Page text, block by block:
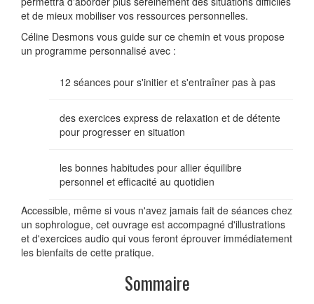
et de mieux mobiliser vos ressources personnelles.
Céline Desmons vous guide sur ce chemin et vous propose
un programme personnalisé avec :
12 séances pour s'initier et s'entraîner pas à pas
des exercices express de relaxation et de détente
pour progresser en situation
les bonnes habitudes pour allier équilibre
personnel et efficacité au quotidien
Accessible, même si vous n'avez jamais fait de séances chez
un sophrologue, cet ouvrage est accompagné d'illustrations
et d'exercices audio qui vous feront éprouver immédiatement
les bienfaits de cette pratique.
Sommaire